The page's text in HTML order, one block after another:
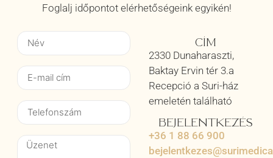
Foglalj időpontot elérhetőségeink egyikén!
CÍM
2330 Dunaharaszti,
Baktay Ervin tér 3.a
Recepció a Suri-ház
emeletén található
BEJELENTKEZÉS
+36 1 88 66 900